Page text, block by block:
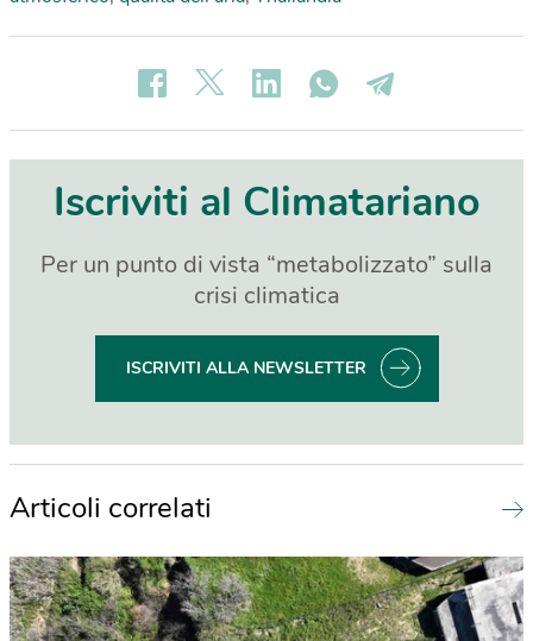
Iscriviti al Climatariano
Per un punto di vista “metabolizzato” sulla
crisi climatica
ISCRIVITI ALLA NEWSLETTER
Articoli correlati